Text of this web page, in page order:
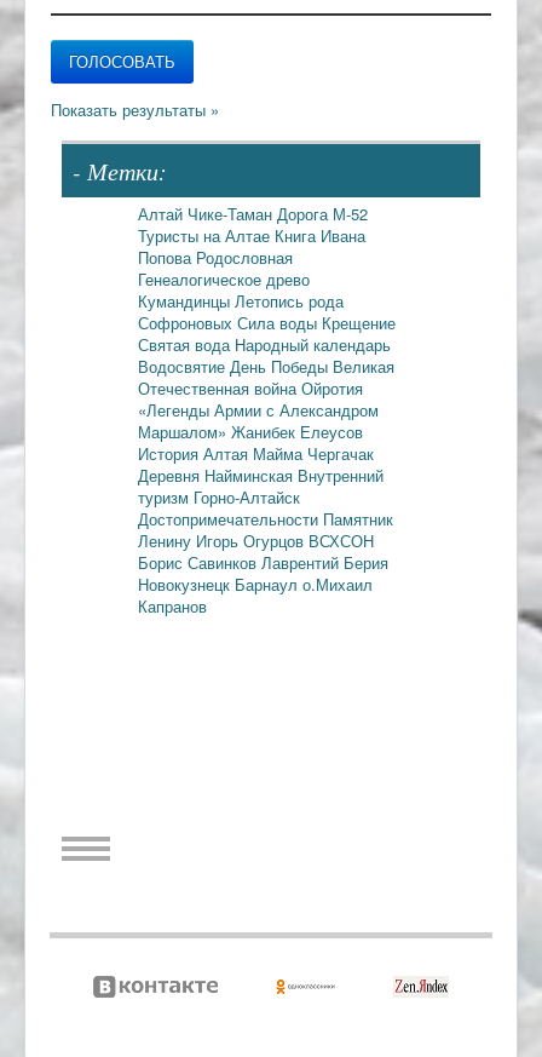
- Метки:
Алтай Чике-Таман Дорога М-52
Туристы на Алтае Книга Ивана
Попова Родословная
Генеалогическое древо
Кумандинцы Летопись рода
Софроновых Сила воды Крещение
Святая вода Народный календарь
Водосвятие День Победы Великая
Отечественная войнаОйротия
«Легенды Армии с Александром
Маршалом» Жанибек Елеусов
История Алтая Майма Чергачак
Деревня Найминская Внутренний
туризм Горно-Алтайск
Достопримечательности Памятник
Ленину Игорь Огурцов ВСХСОН
Борис Савинков Лаврентий Берия
Новокузнецк Барнаул о.Михаил
Капранов